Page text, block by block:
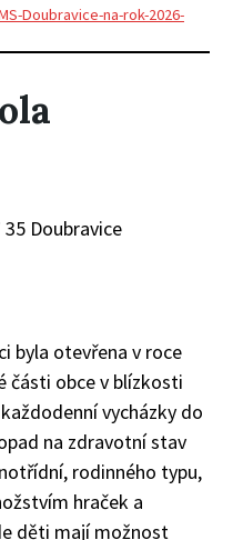
Doubravice-na-rok-2026-
Doubravice
byla otevřena v roce
části obce v blízkosti
vycházky do
na zdravotní stav
rodinného typu,
hraček a
děti mají možnost